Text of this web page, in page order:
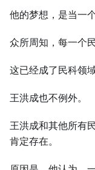
他的梦想，是当一
众所周知，每一个
这已经成了民科领
王洪成也不例外。
王洪成和其他所有
肯定存在。